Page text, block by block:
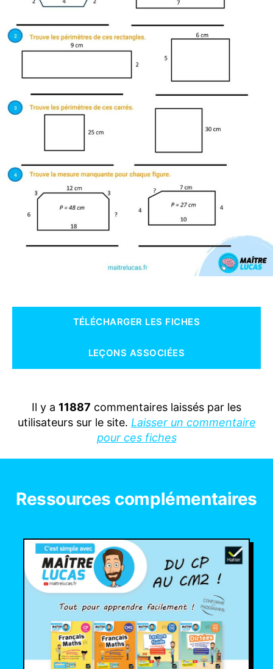
TÉLÉCHARGER LES FICHES
LEÇONS ASSOCIÉES
Il y a 11887 commentaires laissés par les
utilisateurs sur le site. Laisser un commentaire
pour ces fiches
Ressources complémentaires